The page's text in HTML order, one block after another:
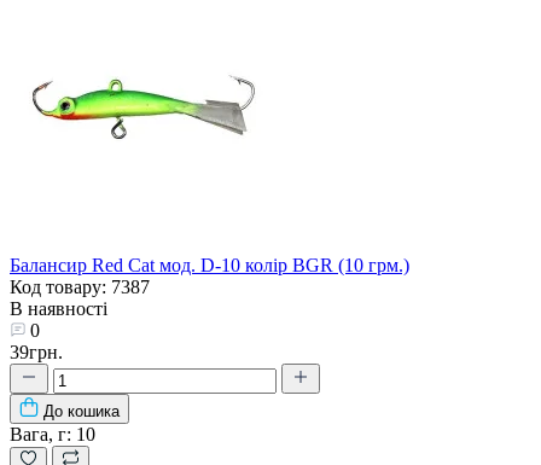
Балансир Red Cat мод. D-10 колір BGR (10 грм.)
Код товару: 7387
В наявності
0
39грн.
До кошика
Вага, г: 10